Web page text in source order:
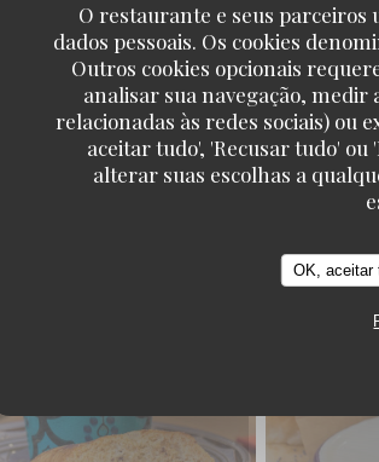
O restaurante e seus parceiros
dados pessoais. Os cookies
Outros cookies opcionais
analisar sua navegação,
relacionadas às redes sociais) ou
aceitar tudo', 'Recusar tudo'
alterar suas escolhas a
OK, aceitar